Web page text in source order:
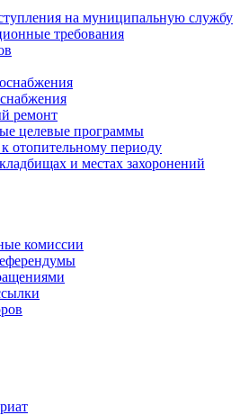
на муниципальную службу
требования
ремонт
целевые программы
отопительному периоду
и местах захоронений
комиссии